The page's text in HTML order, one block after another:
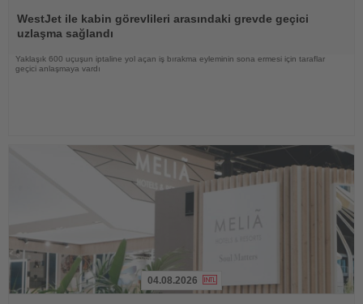
Oku
WestJet ile kabin görevlileri arasındaki grevde geçici
uzlaşma sağlandı
Yaklaşık 600 uçuşun iptaline yol açan iş bırakma eyleminin sona ermesi için taraflar
geçici anlaşmaya vardı
04.08.2026